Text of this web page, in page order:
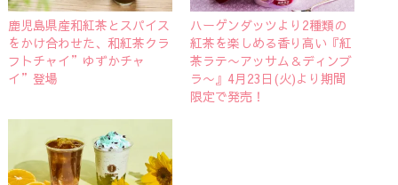
鹿児島県産和紅茶とスパイス
をかけ合わせた、和紅茶クラ
フトチャイ”ゆずかチャ
イ”登場
ハーゲンダッツより2種類の
紅茶を楽しめる香り高い『紅
茶ラテ〜アッサム＆ディンブ
ラ〜』4月23日(火)より期間
限定で発売！